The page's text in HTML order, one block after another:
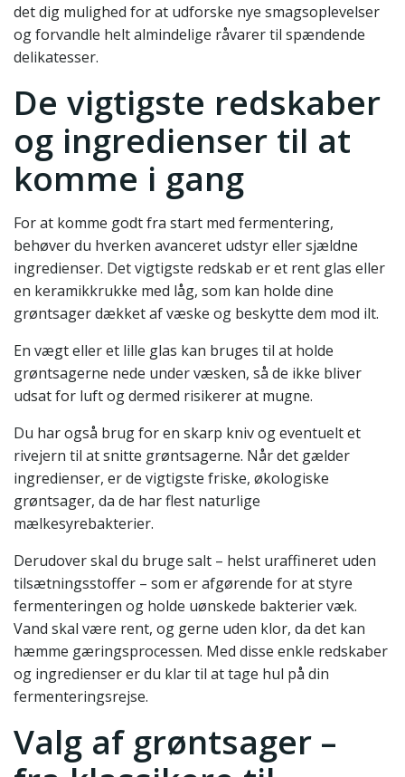
det dig mulighed for at udforske nye smagsoplevelser
og forvandle helt almindelige råvarer til spændende
delikatesser.
De vigtigste redskaber
og ingredienser til at
komme i gang
For at komme godt fra start med fermentering,
behøver du hverken avanceret udstyr eller sjældne
ingredienser. Det vigtigste redskab er et rent glas eller
en keramikkrukke med låg, som kan holde dine
grøntsager dækket af væske og beskytte dem mod ilt.
En vægt eller et lille glas kan bruges til at holde
grøntsagerne nede under væsken, så de ikke bliver
udsat for luft og dermed risikerer at mugne.
Du har også brug for en skarp kniv og eventuelt et
rivejern til at snitte grøntsagerne. Når det gælder
ingredienser, er de vigtigste friske, økologiske
grøntsager, da de har flest naturlige
mælkesyrebakterier.
Derudover skal du bruge salt – helst uraffineret uden
tilsætningsstoffer – som er afgørende for at styre
fermenteringen og holde uønskede bakterier væk.
Vand skal være rent, og gerne uden klor, da det kan
hæmme gæringsprocessen. Med disse enkle redskaber
og ingredienser er du klar til at tage hul på din
fermenteringsrejse.
Valg af grøntsager –